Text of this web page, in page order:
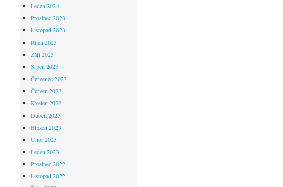
Leden 2024
Prosinec 2023
Listopad 2023
Říjen 2023
Září 2023
Srpen 2023
Červenec 2023
Červen 2023
Květen 2023
Duben 2023
Březen 2023
Únor 2023
Leden 2023
Prosinec 2022
Listopad 2022